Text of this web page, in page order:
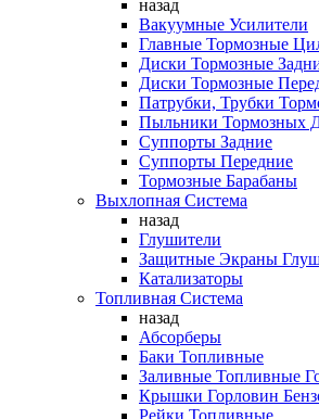
назад
Вакуумные Усилители
Главные Тормозные
Диски Тормозные
Диски Тормозные
Патрубки, Трубки
Пыльники Тормозных
Суппорты Задние
Суппорты Передние
Тормозные Барабаны
Выхлопная Система
назад
Глушители
Защитные Экраны
Катализаторы
Топливная Система
назад
Абсорберы
Баки Топливные
Заливные Топливные
Крышки Горловин
Рейки Топливные